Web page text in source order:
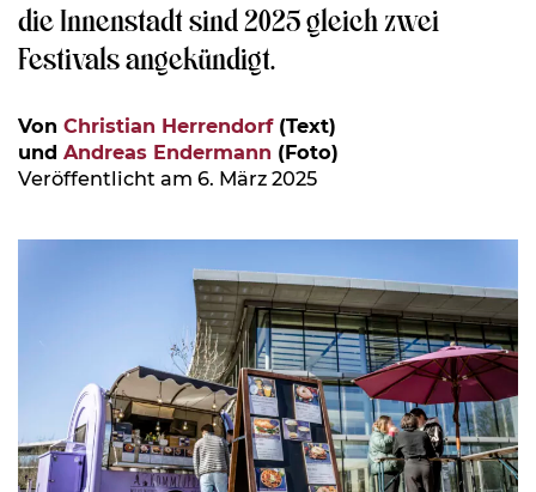
die Innenstadt sind 2025 gleich zwei
Festivals angekündigt.
Von Christian Herrendorf(Text)
und Andreas Endermann (Foto)
Veröffentlicht am 6. März 2025